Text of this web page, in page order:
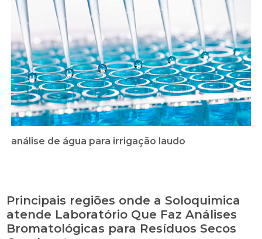
análise de água para irrigação laudo
Principais regiões onde a Soloquimica
atende Laboratório Que Faz Análises
Bromatológicas para Resíduos Secos